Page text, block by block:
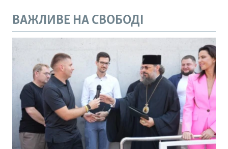
ВАЖЛИВЕ НА СВОБОДІ